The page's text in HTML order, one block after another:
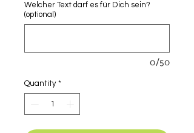
Welcher Text darf es für Dich sein?
(optional)
0/50
Quantity *